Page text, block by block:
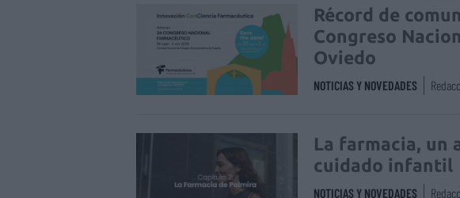
Récord de
Congreso
Oviedo
NOTICIAS Y NOVEDADES
La farmacia, un
cuidado infantil
NOTICIAS Y NOVEDADES